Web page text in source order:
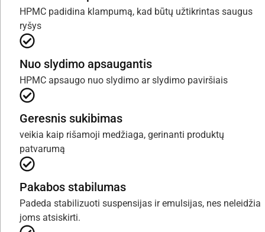
HPMC padidina klampumą, kad būtų užtikrintas saugus
ryšys
Nuo slydimo apsaugantis
HPMC apsaugo nuo slydimo ar slydimo paviršiais
Geresnis sukibimas
veikia kaip rišamoji medžiaga, gerinanti produktų
patvarumą
Pakabos stabilumas
Padeda stabilizuoti suspensijas ir emulsijas, nes neleidžia
joms atsiskirti.